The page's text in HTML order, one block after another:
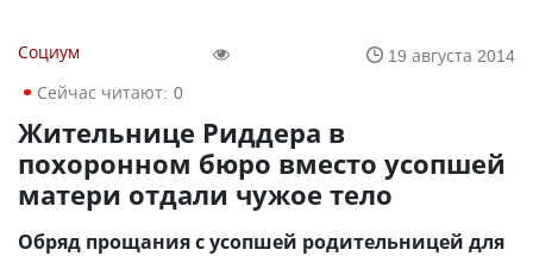
Социум
19 августа 2014
Сейчас читают: 0
Жительнице Риддера в
похоронном бюро вместо усопшей
матери отдали чужое тело
Обряд прощания с усопшей родительницей для